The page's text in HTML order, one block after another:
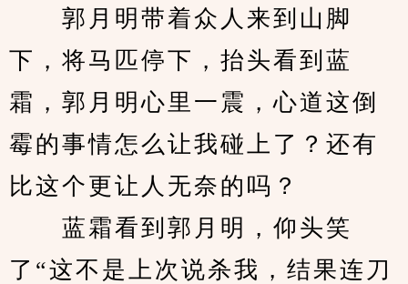
郭月明带着众人来到山脚
下，将马匹停下，抬头看到蓝
霜，郭月明心里一震，心道这倒
霉的事情怎么让我碰上了？还有
比这个更让人无奈的吗？
蓝霜看到郭月明，仰头笑
了“这不是上次说杀我，结果连刀